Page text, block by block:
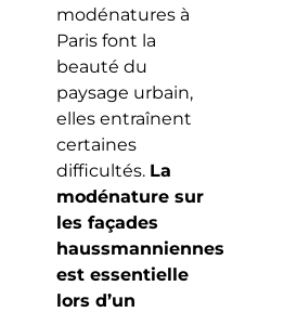
modénatures à
Paris font la
beauté du
paysage urbain,
elles entraînent
certaines
difficultés. La
modénature sur
les façades
haussmanniennes
est essentielle
lors d’un